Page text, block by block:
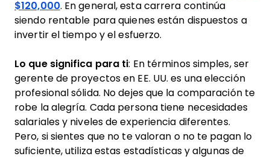
$120,000. En general, esta carrera continúa
siendo rentable para quienes están dispuestos a
invertir el tiempo y el esfuerzo.
Lo que significa para ti: En términos simples, ser
gerente de proyectos en EE. UU. es una elección
profesional sólida. No dejes que la comparación te
robe la alegría. Cada persona tiene necesidades
salariales y niveles de experiencia diferentes.
Pero, si sientes que no te valoran o no te pagan lo
suficiente, utiliza estas estadísticas y algunas de